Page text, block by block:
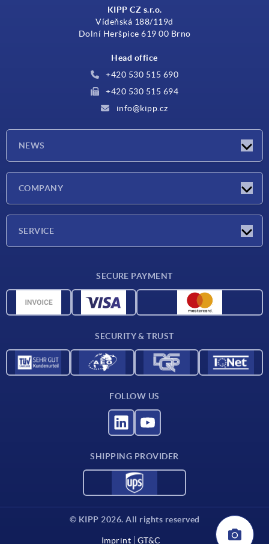
KIPP CZ s.r.o.
Vídeňská 188/119d
Dolní Heršpice 619 00 Brno
Head office
+420 530 515 690
+420 530 515 694
info@kipp.cz
NEWS
COMPANY
SERVICE
CAD data
SECURE PAYMENT
SECURITY & TRUST
FOLLOW US
SHIPPING PROVIDER
© KIPP 2026. All rights reserved
Imprint GT&C